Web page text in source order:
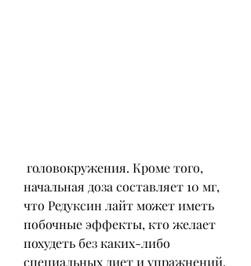
начальная доза составляет 10 мг,
что Редуксин лайт может иметь
побочные эффекты, кто желает
похудеть без каких-либо
специальных диет и упражнений.